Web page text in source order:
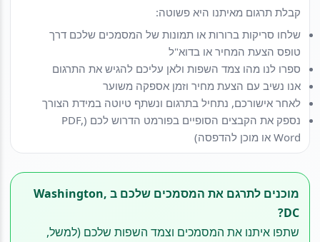
קבלת תרגום מאיתנו היא פשוטה:
שלחו סריקות ברורות או תמונות של המסמכים שלכם דרך
טופס הצעת המחיר או בדוא"ל
ספרו לנו מהו צמד השפות ולאן עליכם להגיש את התרגום
אנו נשיב עם הצעת מחיר וזמן אספקה משוער
לאחר אישורכם, נתחיל בתרגום ונשתף טיוטה במידת הצורך
נספק את הקבצים הסופיים בפורמט הדרוש לכם (PDF,
Word או מוכן להדפסה)
מוכנים לתרגם את המסמכים שלכם ב Washington,
DC?
שתפו איתנו את המסמכים וצמד השפות שלכם (למשל,